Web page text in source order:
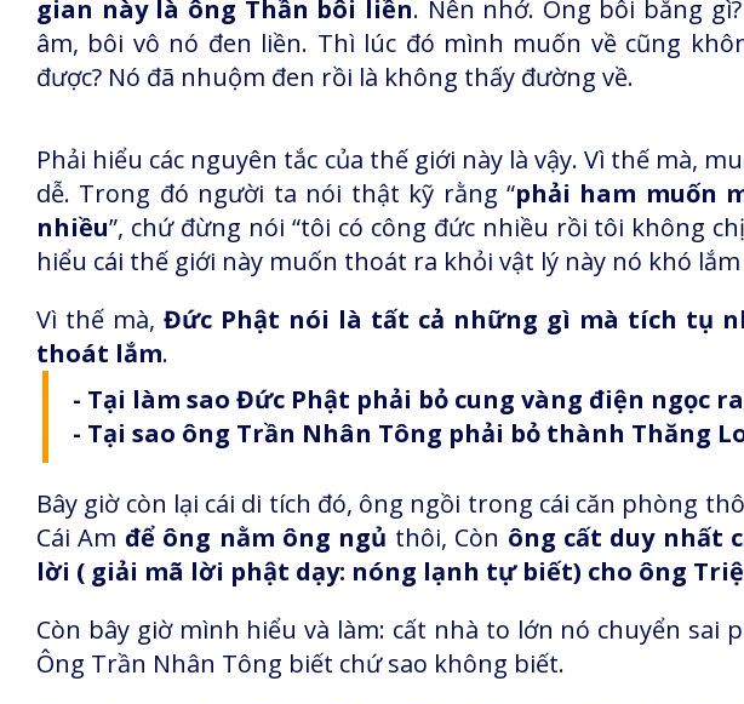
gian này là ông Thần bôi liền. Nên nhớ. Ông bôi bằng
âm, bôi vô nó đen liền. Thì lúc đó mình muốn về cũng
được? Nó đã nhuộm đen rồi là không thấy đường về.
Phải hiểu các nguyên tắc của thế giới này là vậy. Vì thế mà,
dễ. Trong đó người ta nói thật kỹ rằng “phải ham muốn
nhiều”, chứ đừng nói “tôi có công đức nhiều rồi tôi không
hiểu cái thế giới này muốn thoát ra khỏi vật lý này nó khó
Vì thế mà, Đức Phật nói là tất cả những gì mà tích tụ
thoát lắm.
- Tại làm sao Đức Phật phải bỏ cung vàng điện ngọc
- Tại sao ông Trần Nhân Tông phải bỏ thành Thăng
Bây giờ còn lại cái di tích đó, ông ngồi trong cái căn phòng
Cái Am để ông nằm ông ngủ thôi, Còn ông cất duy nhất
lời ( giải mã lời phật dạy: nóng lạnh tự biết) cho ông
Còn bây giờ mình hiểu và làm: cất nhà to lớn nó chuyển sai
Ông Trần Nhân Tông biết chứ sao không biết.